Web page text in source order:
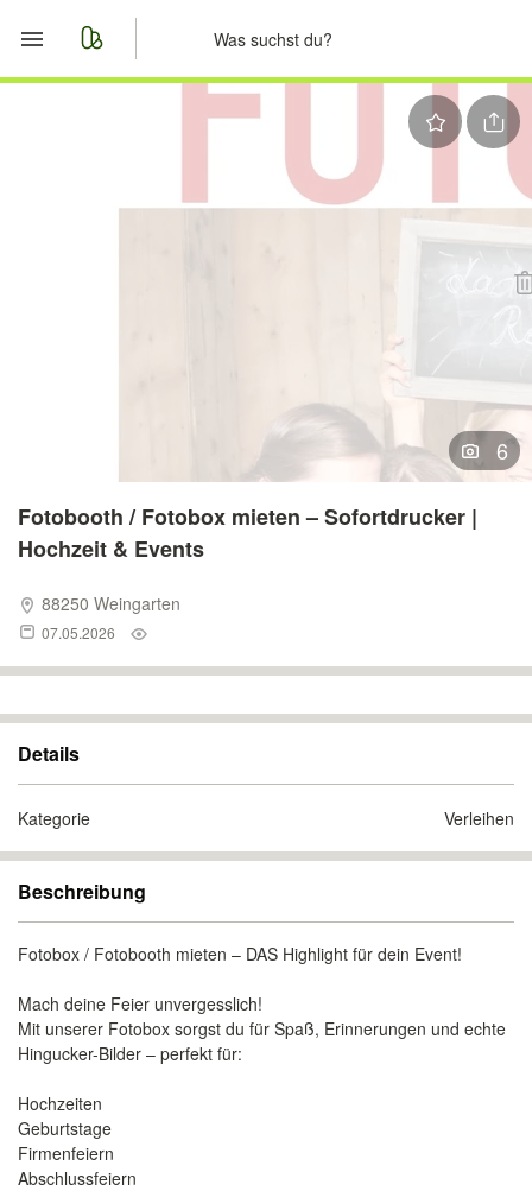
6
Fotobooth / Fotobox mieten – Sofortdrucker |
Hochzeit & Events
88250 Weingarten
07.05.2026
Details
Kategorie Verleihen
Beschreibung
Fotobox / Fotobooth mieten – DAS Highlight für dein Event!
Mach deine Feier unvergesslich!
Mit unserer Fotobox sorgst du für Spaß, Erinnerungen und echte
Hingucker-Bilder – perfekt für:
Hochzeiten
Geburtstage
Firmenfeiern
Abschlussfeiern